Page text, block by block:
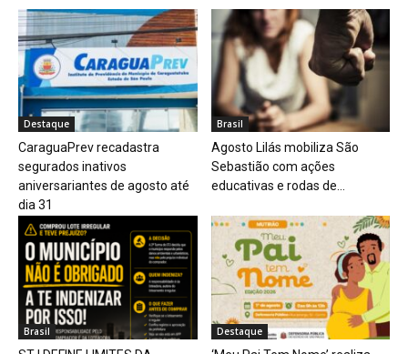
Destaque
CaraguaPrev recadastra
segurados inativos
aniversariantes de agosto até
dia 31
Brasil
Agosto Lilás mobiliza São
Sebastião com ações
educativas e rodas de...
Brasil Destaque